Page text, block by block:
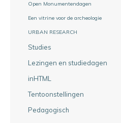
Open Monumentendagen
Een vitrine voor de archeologie
URBAN RESEARCH
Studies
Lezingen en studiedagen
inHTML
Tentoonstellingen
Pedagogisch